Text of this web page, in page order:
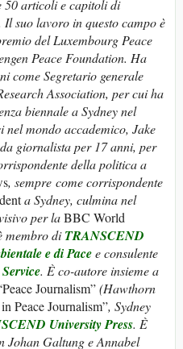
50 articoli e capitoli di
suo lavoro in questo campo è
del Luxembourg Peace
Peace Foundation. Ha
come Segretario generale
Association, per cui ha
biennale a Sydney nel
mondo accademico, Jake
giornalista per 17 anni, per
della politica a
, sempre come corrispondente
a Sydney, culmina nel
per laBBC World
membro diTRANSCEND
e di Pacee consulente
e. È co-autore insieme a
Journalism”(Hawthorn
Peace Journalism”, Sydney
University Press. È
Johan Galtung e Annabel